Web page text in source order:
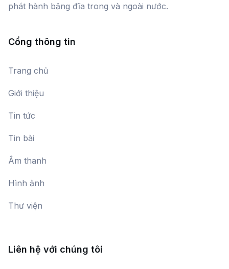
phát hành băng đĩa trong và ngoài nước.
Cổng thông tin
Trang chủ
Giới thiệu
Tin tức
Tin bài
Âm thanh
Hình ảnh
Thư viện
Liên hệ với chúng tôi